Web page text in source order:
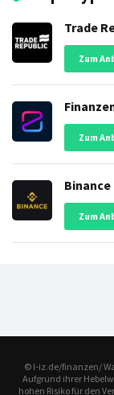
Trade
Zum
Zum
Zum
© l-iz.de/finanzen/
Aufgrund ihrer
hohen Risiko für den